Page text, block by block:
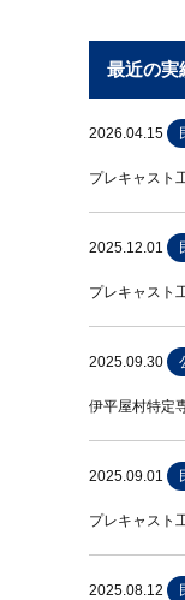
最近の実
2026.04.15
プレキャスト
2025.12.01
プレキャスト
2025.09.30
伊平屋村特定
2025.09.01
プレキャス
2025.08.12